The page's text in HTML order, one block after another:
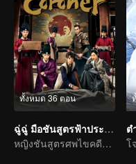
ทั้งหมด 36 ตอน
ฉู่ฉู่ มือชันสูตรฟ้าประทาน
หญิงชันสูตรศพไขคดีกับขุนนางหัวโบราณ
ต